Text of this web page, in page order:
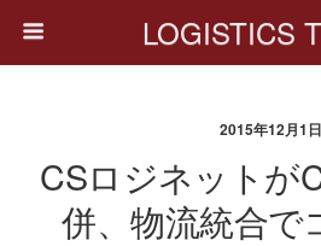
LOGISTICS
2015年12月1日
CSロジネットが
併、物流統合で